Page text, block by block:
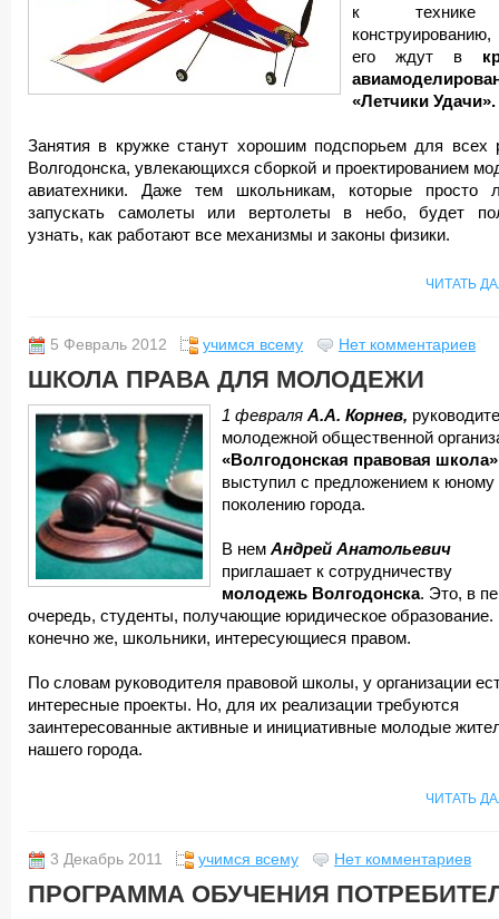
к
конструированию,
его ждут в
«Летчики Удачи».
Занятия в кружке станут хорошим подспорьем для всех
Волгодонска, увлекающихся сборкой и проектированием
авиатехники. Даже тем школьникам, которые просто
запускать самолеты или вертолеты в небо, будет
узнать, как работают все механизмы и законы физики.
ЧИТАТЬ
5 Февраль 2012 учимся всему Нет комментариев
ШКОЛА ПРАВА ДЛЯ МОЛОДЕЖИ
1 февраля А.А. Корнев,
молодежной общественной
«Волгодонская правовая школа»
выступил с предложением к юному
поколению города.
В нем Андрей Анатольевич
приглашает к сотрудничеству
молодежь Волгодонска. Это, в
очередь, студенты, получающие юридическое образование.
конечно же, школьники, интересующиеся правом.
По словам руководителя правовой школы, у организации
интересные проекты. Но, для их реализации требуются
заинтересованные активные и инициативные молодые
нашего города.
ЧИТАТЬ
3 Декабрь 2011 учимся всему Нет комментариев
ПРОГРАММА ОБУЧЕНИЯ